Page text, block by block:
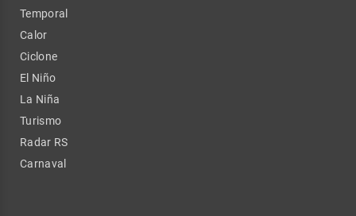
Temporal
Calor
Ciclone
El Niño
La Niña
Turismo
Radar RS
Carnaval